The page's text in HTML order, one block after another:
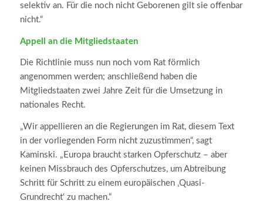
selektiv an. Für die noch nicht Geborenen gilt sie offenbar
nicht.“
Appell an die Mitgliedstaaten
Die Richtlinie muss nun noch vom Rat förmlich
angenommen werden; anschließend haben die
Mitgliedstaaten zwei Jahre Zeit für die Umsetzung in
nationales Recht.
„Wir appellieren an die Regierungen im Rat, diesem Text
in der vorliegenden Form nicht zuzustimmen“, sagt
Kaminski. „Europa braucht starken Opferschutz – aber
keinen Missbrauch des Opferschutzes, um Abtreibung
Schritt für Schritt zu einem europäischen ‚Quasi-
Grundrecht‘ zu machen.“